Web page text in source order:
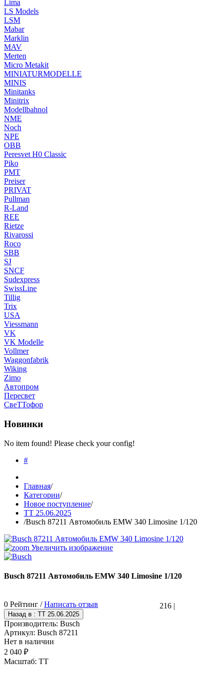
Lima
LS Models
LSM
Mabar
Marklin
MAV
Merten
Micro Metakit
MINIATURMODELLE
MINIS
Minitanks
Minitrix
Modellbahnol
NME
Noch
NPE
OBB
Peresvet H0 Classic
Piko
PMT
Preiser
PRIVAT
Pullman
R-Land
REE
Rietze
Rivarossi
Roco
SBB
SJ
SNCF
Sudexpress
SwissLine
Tillig
Trix
USA
Viessmann
VK
VK Modelle
Vollmer
Waggonfabrik
Wiking
Zimo
Автопром
Пересвет
СвеТТофор
Новинки
No item found! Please check your config!
#
Главная/
Категории/
Новое поступление/
TT 25.06.2025
/Busch 87211 Автомобиль EMW 340 Limosine 1/120
Увеличить изображение
Busch 87211 Автомобиль EMW 340 Limosine 1/120
216 |
0 Рейтинг /Написать отзыв
Производитель: Busch
Артикул: Busch 87211
Нет в наличии
2 040 ₽
Масштаб: TT